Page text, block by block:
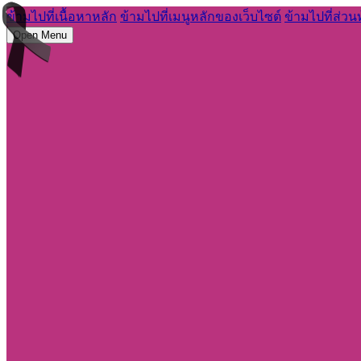
ข้ามไปที่เนื้อหาหลัก ข้ามไปที่เมนูหลักของเว็บไซต์ ข้ามไปที่ส่วน
Open Menu